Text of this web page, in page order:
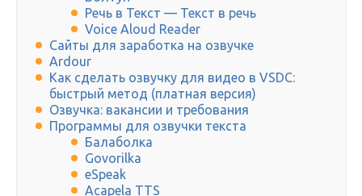
Речь в Текст — Текст в речь
Voice Aloud Reader
Сайты для заработка на озвучке
Ardour
Как сделать озвучку для видео в VSDC:
быстрый метод (платная версия)
Озвучка: вакансии и требования
Программы для озвучки текста
Балаболка
Govorilka
eSpeak
Acapela TTS